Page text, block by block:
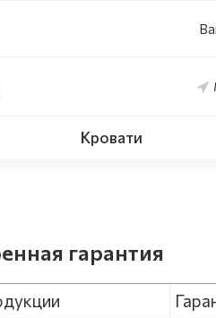
Кровати
гарантия